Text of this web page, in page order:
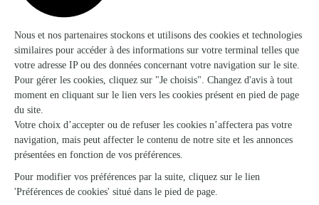
livraison GRATUITS sur toutes vos commandes pendant
1 an à compter de votre date d'adhésion.
Livraison aujourd'hui, pour toute commande passée
avant 17h00.
Vous aimerez aussi
Encore plus d'idées pour faire plaisir